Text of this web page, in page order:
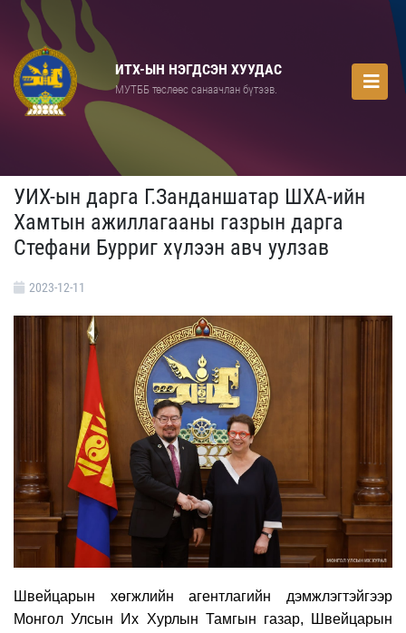
ИТХ-ЫН НЭГДСЭН ХУУДАС
МУТББ төслөөс санаачлан бүтээв.
УИХ-ын дарга Г.Занданшатар ШХА-ийн
Хамтын ажиллагааны газрын дарга
Стефани Бурриг хүлээн авч уулзав
2023-12-11
Швейцарын хөгжлийн агентлагийн дэмжлэгтэйгээр
Монгол Улсын Их Хурлын Тамгын газар,
Швейцарын